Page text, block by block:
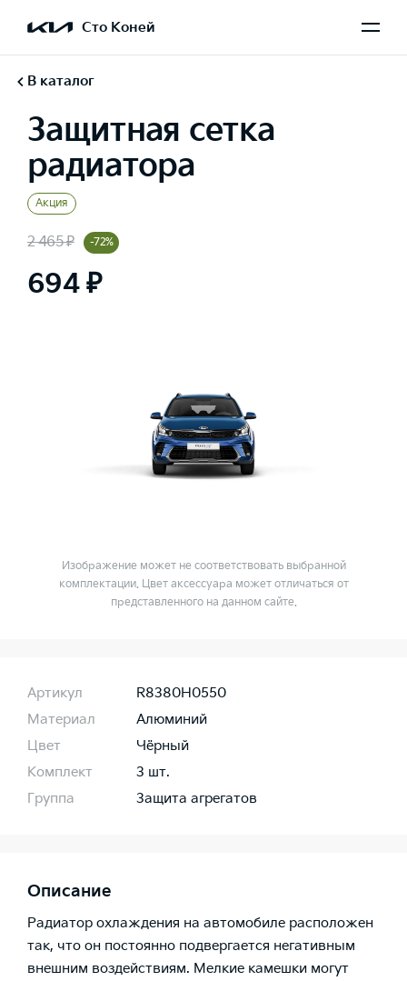
Сто Коней
В каталог
Защитная сетка
радиатора
Акция
2 465 ₽ -72%
694 ₽
Изображение может не соответствовать выбранной
комплектации. Цвет аксессуара может отличаться от
представленного на данном сайте.
Артикул
R8380H0550
Материал
Алюминий
Цвет
Чёрный
Комплект
3 шт.
Группа
Защита агрегатов
Описание
Радиатор охлаждения на автомобиле расположен
так, что он постоянно подвергается негативным
внешним воздействиям. Мелкие камешки могут